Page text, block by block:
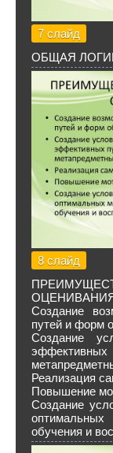
7 слайд
ОБЩАЯ
8 слайд
Создание
путей и форм
Создание
эффективных
Реализация
Повышение
Создание
обучения и